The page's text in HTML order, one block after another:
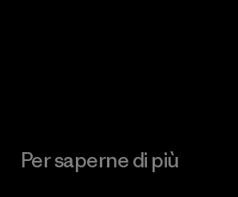
Per saperne di più